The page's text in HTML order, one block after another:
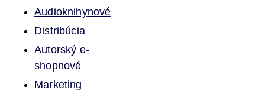
Audioknihynové
Distribúcia
Autorský e-
shopnové
Marketing